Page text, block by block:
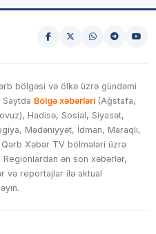
bölgəsi və ölkə üzrə gündəmi
Saytda Bölgə xəbərləri (Ağstafa,
Hadisə, Sosial, Siyasət,
Mədəniyyət, İdman, Maraqlı,
Xəbər TV bölmələri üzrə
ən son xəbərlər,
və reportajlar ilə aktual